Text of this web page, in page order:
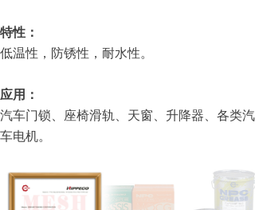
特性：
低温性，防锈性，耐水性。
应用：
汽车门锁、座椅滑轨、天窗、升降器、各类汽
车电机。